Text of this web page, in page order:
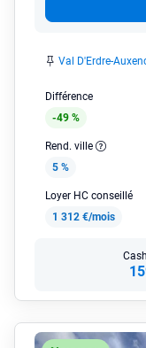
Val D'Erdre-
Différence
-49 %
Rend. ville
5 %
Loyer HC conseillé
1 312 €/mois